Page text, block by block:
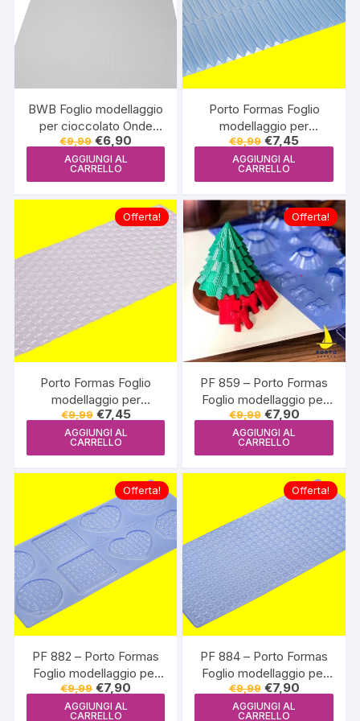
BWB Foglio modellaggio
per cioccolato Onde
piccole -9382
€9,99 Il
prezzo
originale
era:
€6,90
prezzo
AGGIUNGI AL
CARRELLO
Porto Formas Foglio
modellaggio per
cioccolato-PF860
origami1 (stretto)
€9,99 Il
prezzo
originale
era:
€7,45Il
prezzo
AGGIUNGI AL
CARRELLO
Offerta!
Porto Formas Foglio
modellaggio per
cioccolato Ratan –
PF802
€9,99 Il
prezzo
originale
era:
€7,45Il
prezzo
AGGIUNGI AL
CARRELLO
Offerta!
PF 859 – Porto Formas
Foglio modellaggio per
cioccolato Albero di
Natale 3D (árvore de
natal 3d)
€9,99 Il
prezzo
originale
era:
€7,90Il
prezzo
AGGIUNGI AL
CARRELLO
Offerta!
PF 882 – Porto Formas
Foglio modellaggio per
cioccolato Pop it Fidget
€9,99 Il
prezzo
originale
€7,90
prezzo
AGGIUNGI AL
CARRELLO
Offerta!
PF 884 – Porto Formas
Foglio modellaggio per
cioccolato Dressed Pop
it Fidget
€9,99 Il
prezzo
originale
€7,90Il
prezzo
AGGIUNGI AL
CARRELLO